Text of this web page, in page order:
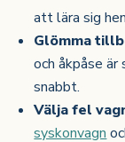
att lära sig
Glömma
och åkpåse är
snabbt.
Välja fel
syskonvagn